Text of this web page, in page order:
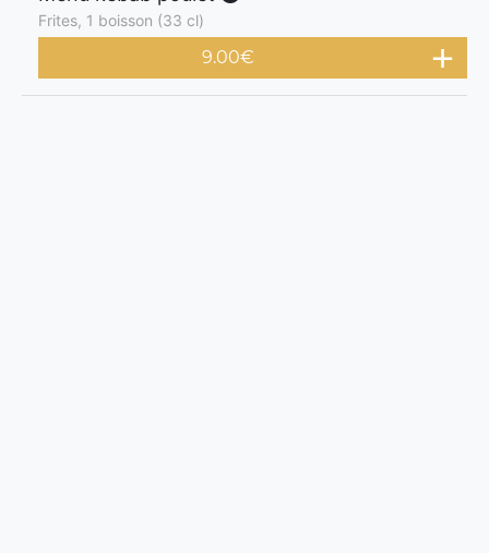
Frites, 1 boisson (33 cl)
9.00€